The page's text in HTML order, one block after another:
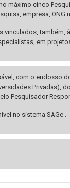
máximo cinco
empresa, ONG
também,
em
com o endosso
Privadas),
Pesquisador
no sistema SAGe .